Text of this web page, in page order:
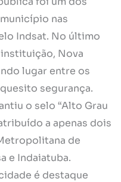
nas
Indsat. No último
Nova
lugar entre os
segurança.
o selo “Alto Grau
a apenas dois
de
e Indaiatuba.
é destaque